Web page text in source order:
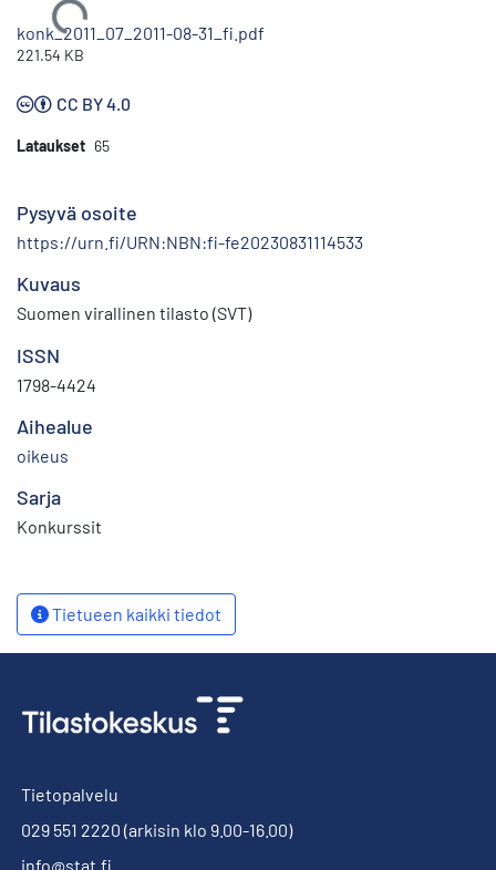
Ladataan...
konk_2011_07_2011-08-31_fi.pdf
221.54 KB
CC BY 4.0
Lataukset 65
Pysyvä osoite
https://urn.fi/URN:NBN:fi-fe20230831114533
Kuvaus
Suomen virallinen tilasto (SVT)
ISSN
1798-4424
Aihealue
oikeus
Sarja
Konkurssit
Tietueen kaikki tiedot
Tietopalvelu
029 551 2220 (arkisin klo 9.00-16.00)
info@stat.fi